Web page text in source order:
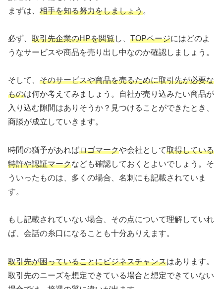
まずは、 相手を知る努力をしましょう。
必ず、 取引先企業のHPを閲覧し、 TOPページにはどのよ
うなサービスや商品を売り出し中なのか確認しましょう。
そして、 そのサービスや商品を売るために取引先が必要な
ものは何か考えてみましょう。自社が売り込みたい商品が
入り込む隙間はありそうか？見つけることができたとき、
商談が成立していきます。
時間の猶予があればロゴマークや会社として取得している
特許や認証マークなども確認しておくとよいでしょう。そ
ういったものは、多くの場合、名刺にも記載されていま
す。
もし記載されていない場合、その点について理解していれ
ば、会話の糸口になることも十分ありえます。
取引先が困っていることにビジネスチャンスはあります。
取引先のニーズを想定できている場合と想定できていない